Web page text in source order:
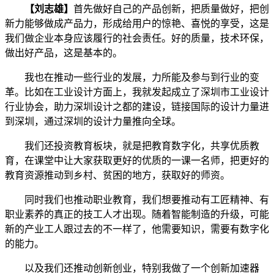
【刘志雄】 首先做好自己的产品创新，把质量做好，把创
新力能够做成产品力，形成给用户的惊艳、喜悦的享受，这是
我们做企业本身应该履行的社会责任。好的质量，技术环保，
做出好产品，这是基本的。
我也在推动一些行业的发展，力所能及参与到行业的变
革。比如在工业设计方面上，我就发起成立了深圳市工业设计
行业协会，助力深圳设计之都的建设，链接国际的设计力量进
到深圳，通过深圳的设计力量推向全球。
我们还投资教育板块，就是把教育数字化，共享优质教
育，在课堂中让大家获取更好的优质的一课一名师，把更好的
教育资源推动到乡村、贫困的地方，获取好的师资。
同时我们也推动职业教育，我们想要推动有工匠精神、有
职业素养的真正的技工人才出现。随着智能制造的升级，可能
新的产业工人跟过去的不一样了，他需要知识，需要有数字化
的能力。
以及我们还推动创新创业，特别我做了一个创新加速器